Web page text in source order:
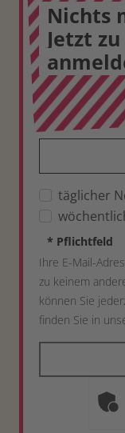
Nichts
Jetzt
täglicher
* Pflichtfeld
Ihre E-Mail-
zu keinem
können Sie
finden Sie in